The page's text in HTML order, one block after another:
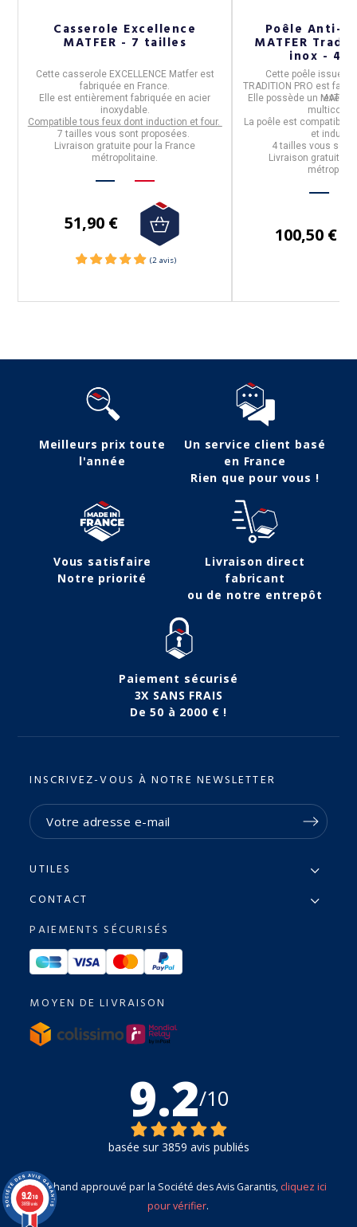
Casserole Excellence
MATFER - 7 tailles
Cette casserole EXCELLENCE Matferest
fabriquée en France
Elle est entièrement fabriquée en acier
inoxydable.
Compatible tous feux dont induction et four.
7 tailles vous sont proposées.
Livraison gratuite pour la France
métropolitaine.
51,90 €
Poêle Anti-
MATFER
inox - 4
Cette poêle issue
TRADITION PRO est
Elle possède un
La poêle est compatible
et
4 tailles vous sont
Livraison gratuite
100,50 €
Meilleurs prix toute
l'année
Un service client basé
en France
Rien que pour vous !
Vous satisfaire
Notre priorité
Livraison direct
fabricant
ou de notre entrepôt
Paiement sécurisé
3X SANS FRAIS
De 50 à 2000 € !
INSCRIVEZ-VOUS À NOTRE NEWSLETTER
UTILES
CONTACT
PAIEMENTS SÉCURISÉS
MOYEN DE LIVRAISON
9.2/10
basée sur 3859 avis publiés
Marchand approuvé par la Société des Avis Garantis, cliquez ici
pour vérifier.
9.2/10
3859 avis